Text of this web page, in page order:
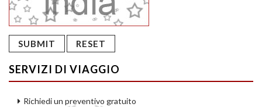
SERVIZI DI VIAGGIO
Richiedi un preventivo gratuito